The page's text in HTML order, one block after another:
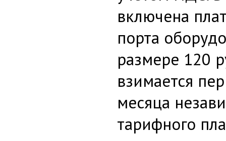
включена
порта
размере 120
взимается
месяца
тарифного